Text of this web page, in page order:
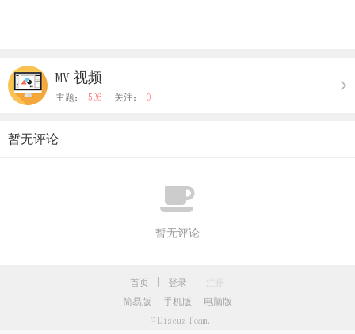
MV 视频
主题： 536 关注： 0
暂无评论
暂无评论
首页 登录
简易版
手机版
电脑版
© Discuz Team.